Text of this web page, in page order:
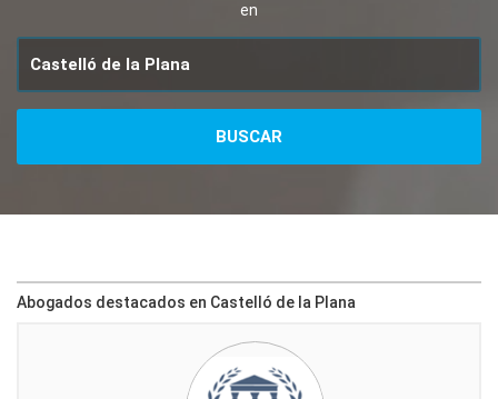
en
Abogados destacados en Castelló de la Plana